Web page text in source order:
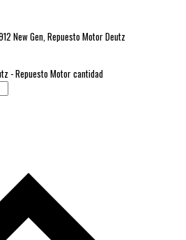
New Gen, Repuesto Motor Deutz
- Repuesto Motor cantidad